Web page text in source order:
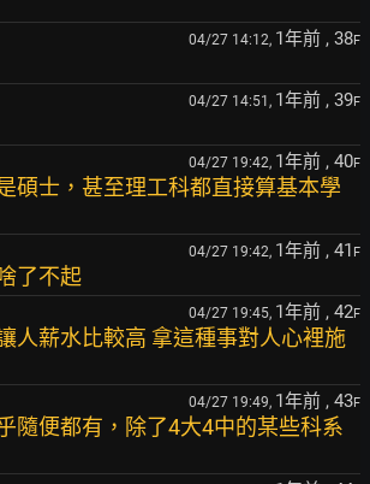
04/27 14:12, 1年前 , 38F
04/27 14:51, 1年前 , 39F
04/27 19:42, 1年前 , 40F
碩士，甚至理工科都直接算基本學
04/27 19:42, 1年前 , 41 F
了不起
04/27 19:45, 1年前 , 42F
人薪水比較高 拿這種事對人心裡施
04/27 19:49, 1年前 , 43F
隨便都有，除了4大4中的某些科系